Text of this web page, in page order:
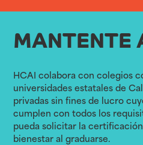
MANTENTE
HCAI colabora con colegios
universidades estatales de
privadas sin fines de lucro
cumplen con todos los
pueda solicitar la
bienestar al graduarse.